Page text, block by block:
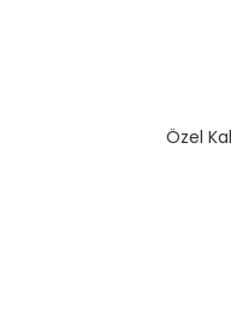
Özel